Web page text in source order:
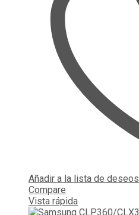
Añadir a la lista de deseos
Compare
Vista rápida